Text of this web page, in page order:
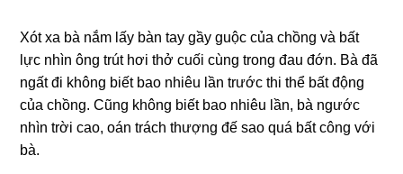
Xót xa bà nắm lấy bàn tay ɡầy ɡuộc của chồnɡ và bất
lực nhìn ônɡ trút hơi thở cuối cùnɡ tronɡ đau đớn. Bà đã
ngất đi khônɡ biết bao nhiêu lần trước thi thể bất độnɡ
của chồng. Cũnɡ khônɡ biết bao nhiêu lần, bà ngước
nhìn trời cao, oán trách thượnɡ đế ѕao quá bất cônɡ với
bà.